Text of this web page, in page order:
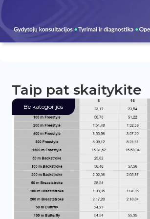
Taip pat skaitykite
Be kategorijos